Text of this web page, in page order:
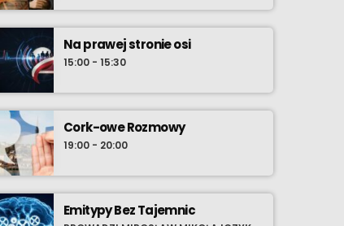
Na prawej stronie osi
15:00 - 15:30
Cork-owe Rozmowy
19:00 - 20:00
Emitypy Bez Tajemnic